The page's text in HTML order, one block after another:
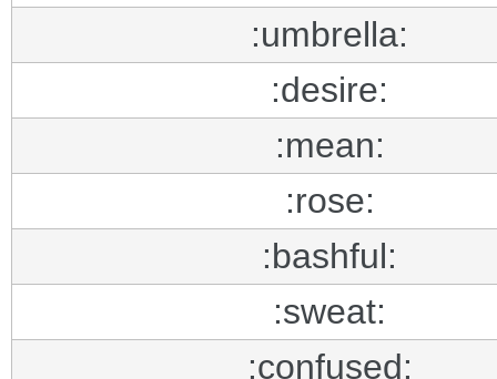
:umbrella:
:desire:
:mean:
:rose:
:bashful:
:sweat:
:confused: